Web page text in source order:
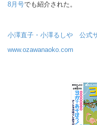
8月号でも紹介された。
小澤直子・小澤るしや 公式
www.ozawanaoko.com